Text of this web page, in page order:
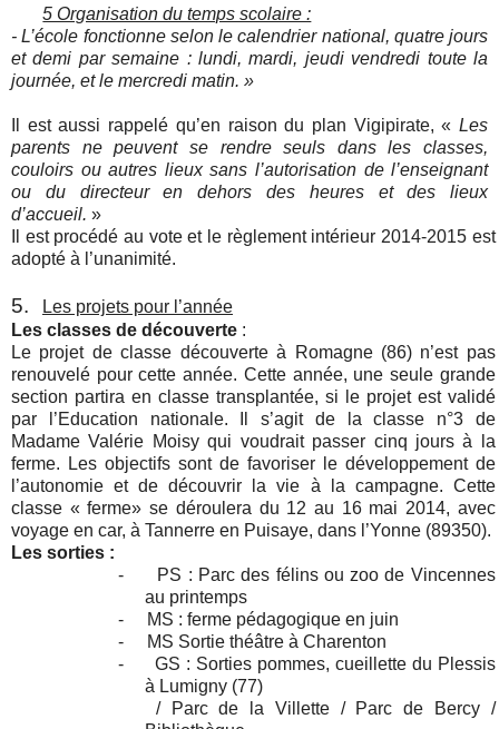
5 Organisation du temps scolaire :
- L’école fonctionne selon le calendrier national, quatre jours
et demi par semaine : lundi, mardi, jeudi vendredi toute la
journée, et le mercredi matin. »
Il est aussi rappelé qu’en raison du plan Vigipirate, «Les
parents ne peuvent se rendre seuls dans les classes,
couloirs ou autres lieux sans l’autorisation de l’enseignant
ou du directeur en dehors des heures et des lieux
d’accueil. »
Il est procédé au vote et le règlement intérieur 2014-2015 est
adopté à l’unanimité.
5.
Les projets pour l’année
Les classes de découverte :
Le projet de classe découverte à Romagne (86) n’est pas
renouvelé pour cette année. Cette année, une seule grande
section partira en classe transplantée, si le projet est validé
par l’Education nationale. Il s’agit de la classe n°3 de
Madame Valérie Moisy qui voudrait passer cinq jours à la
ferme. Les objectifs sont de favoriser le développement de
l’autonomie et de découvrir la vie à la campagne. Cette
classe « ferme» se déroulera du 12 au 16 mai 2014, avec
voyage en car, à Tannerre en Puisaye, dans l’Yonne (89350).
Les sorties :
-
PS : Parc des félins ou zoo de Vincennes
au printemps
-
MS : ferme pédagogique en juin
-
MS Sortie théâtre à Charenton
-
GS : Sorties pommes, cueillette du Plessis
à Lumigny (77)
/ Parc de la Villette / Parc de Bercy /